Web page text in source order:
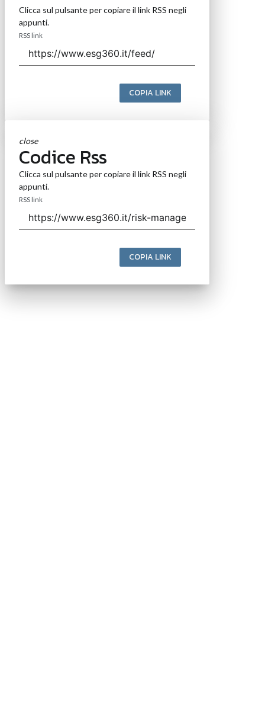
Clicca sul pulsante per copiare il link RSS negli
appunti.
RSS link
COPIA LINK
close
Codice Rss
Clicca sul pulsante per copiare il link RSS negli
appunti.
RSS link
COPIA LINK